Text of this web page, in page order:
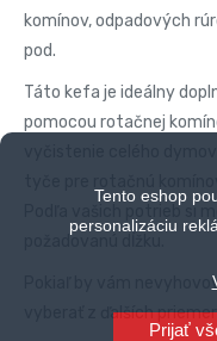
Tento eshop
personalizáciu
Prijať
komínov, odpadových
pod.
Táto kefa je ideálny
pomocou rotačnej
Podľa vašich potrieb si
požadovanú dĺžku.
Pokiaľ by vám
vyberať z ďalších